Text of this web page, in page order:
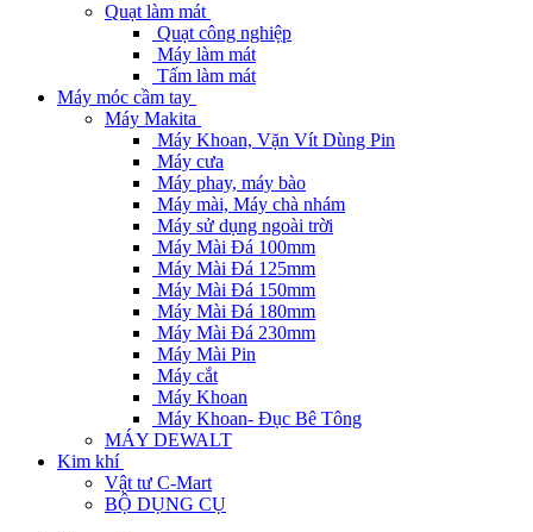
Quạt làm mát
Quạt công nghiệp
Máy làm mát
Tấm làm mát
Máy móc cầm tay
Máy Makita
Máy Khoan, Vặn Vít Dùng Pin
Máy cưa
Máy phay, máy bào
Máy mài, Máy chà nhám
Máy sử dụng ngoài trời
Máy Mài Đá 100mm
Máy Mài Đá 125mm
Máy Mài Đá 150mm
Máy Mài Đá 180mm
Máy Mài Đá 230mm
Máy Mài Pin
Máy cắt
Máy Khoan
Máy Khoan- Đục Bê Tông
MÁY DEWALT
Kim khí
Vật tư C-Mart
BỘ DỤNG CỤ